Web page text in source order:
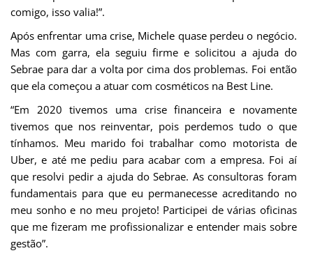
comigo, isso valia!”.
Após enfrentar uma crise, Michele quase perdeu o negócio.
Mas com garra, ela seguiu firme e solicitou a ajuda do
Sebrae para dar a volta por cima dos problemas. Foi então
que ela começou a atuar com cosméticos na Best Line.
“Em 2020 tivemos uma crise financeira e novamente
tivemos que nos reinventar, pois perdemos tudo o que
tínhamos. Meu marido foi trabalhar como motorista de
Uber, e até me pediu para acabar com a empresa. Foi aí
que resolvi pedir a ajuda do Sebrae. As consultoras foram
fundamentais para que eu permanecesse acreditando no
meu sonho e no meu projeto! Participei de várias oficinas
que me fizeram me profissionalizar e entender mais sobre
gestão”.